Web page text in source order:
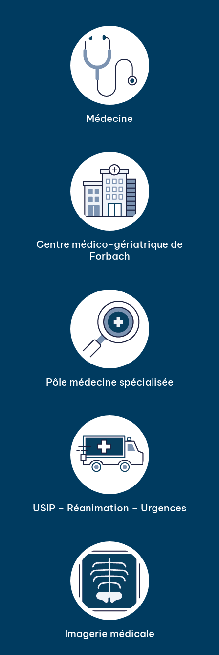
Médecine
Centre médico-gériatrique de
Forbach
Pôle médecine spécialisée
USIP – Réanimation – Urgences
Imagerie médicale